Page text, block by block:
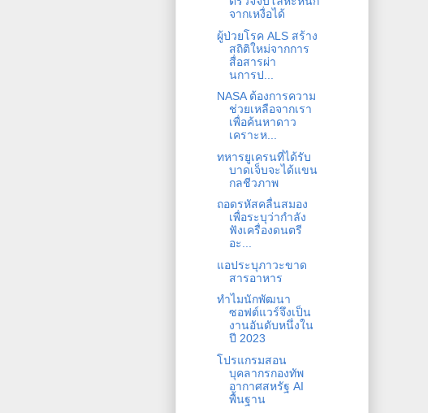
จากเหงื่อได้
ผู้ป่วยโรค ALS สร้าง
สถิติใหม่จากการ
สื่อสารผ่า
นการป...
NASA ต้องการความ
ช่วยเหลือจากเรา
เพื่อค้นหาดาว
เคราะห...
ทหารยูเครนที่ได้รับ
บาดเจ็บจะได้แขน
กลชีวภาพ
ถอดรหัสคลื่นสมอง
เพื่อระบุว่ากำลัง
ฟังเครื่องดนตรี
อะ...
แอประบุภาวะขาด
สารอาหาร
ทำไมนักพัฒนา
ซอฟต์แวร์จึงเป็น
งานอันดับหนึ่งใน
ปี 2023
โปรแกรมสอน
บุคลากรกองทัพ
อากาศสหรัฐ AI
พื้นฐาน